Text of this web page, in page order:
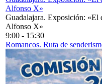
Alfonso X»
Guadalajara. Exposición: «El
Alfonso X»
9:00 - 15:30
Romancos. Ruta de